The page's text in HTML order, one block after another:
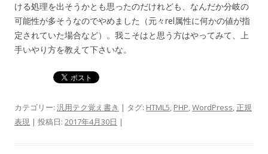
ける処理を出そうかとも思ったのだけれども、なんだか分岐の
可能性が多そうなのでやめました（元々rel属性に何かの値が指
定されていた場合など）。我こそはと思う方はやってみて、上
手いやり方を教えて下さいな。
カテゴリー: 汎用テク覚え書き | タグ: HTML5, PHP,WordPress,正規
表現 | 投稿日: 2017年4月30日 |